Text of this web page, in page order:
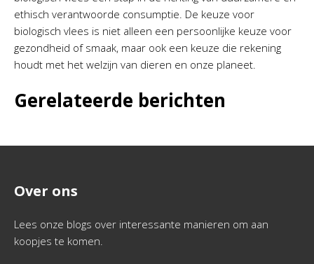
ethisch verantwoorde consumptie. De keuze voor
biologisch vlees is niet alleen een persoonlijke keuze voor
gezondheid of smaak, maar ook een keuze die rekening
houdt met het welzijn van dieren en onze planeet.
Gerelateerde berichten
Over ons
Lees onze blogs over interessante manieren om aan
koopjes te komen.